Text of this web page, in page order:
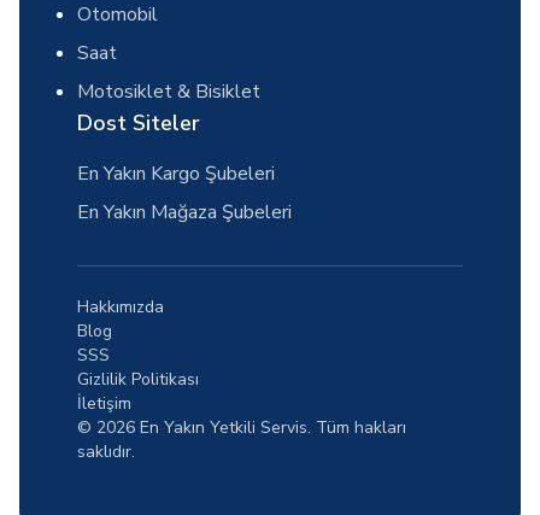
Otomobil
Saat
Motosiklet & Bisiklet
Dost Siteler
En Yakın Kargo Şubeleri
En Yakın Mağaza Şubeleri
© 2026 En Yakın Yetkili Servis. Tüm hakları
saklıdır.
Hakkımızda
Blog
SSS
Gizlilik Politikası
İletişim